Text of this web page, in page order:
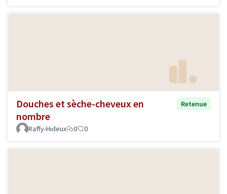
Douches et sèche-cheveux en
nombre
Retenue
Raffy-Hideux 0 0